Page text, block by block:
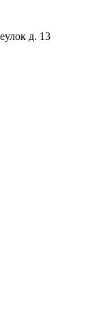
д. 13